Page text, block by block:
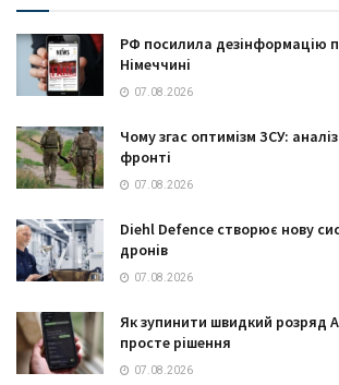
РФ посилила дезінформацію
Німеччині
07.08.2026
Чому згас оптимізм ЗСУ:
фронті
07.08.2026
Diehl Defence створює нову
дронів
07.08.2026
Як зупинити швидкий розряд
просте рішення
07.08.2026